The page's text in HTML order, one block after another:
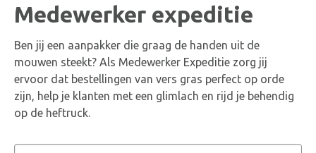
Medewerker expeditie
Ben jij een aanpakker die graag de handen uit de
mouwen steekt? Als Medewerker Expeditie zorg jij
ervoor dat bestellingen van vers gras perfect op orde
zijn, help je klanten met een glimlach en rijd je behendig
op de heftruck.